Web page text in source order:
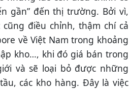
gần” đến thị trường. Bởi vì,
điều chỉnh, thậm chí cả
về Việt Nam trong khoảng
kho…, khi đó giá bán trong
và sẽ loại bỏ được những
các kho hàng. Đây là việc